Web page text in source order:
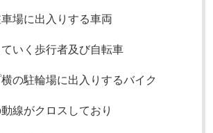
場に出入りする車両
いく歩行者及び自転車
の駐輪場に出入りするバイク
線がクロスしており